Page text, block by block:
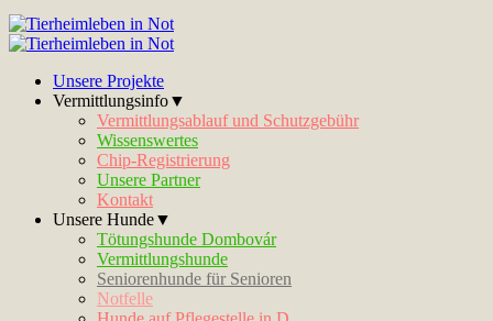
Unsere Projekte
Vermittlungsinfo▼
Vermittlungsablauf und Schutzgebühr
Wissenswertes
Chip-Registrierung
Unsere Partner
Kontakt
Unsere Hunde▼
Tötungshunde Dombovár
Vermittlungshunde
Seniorenhunde für Senioren
Notfelle